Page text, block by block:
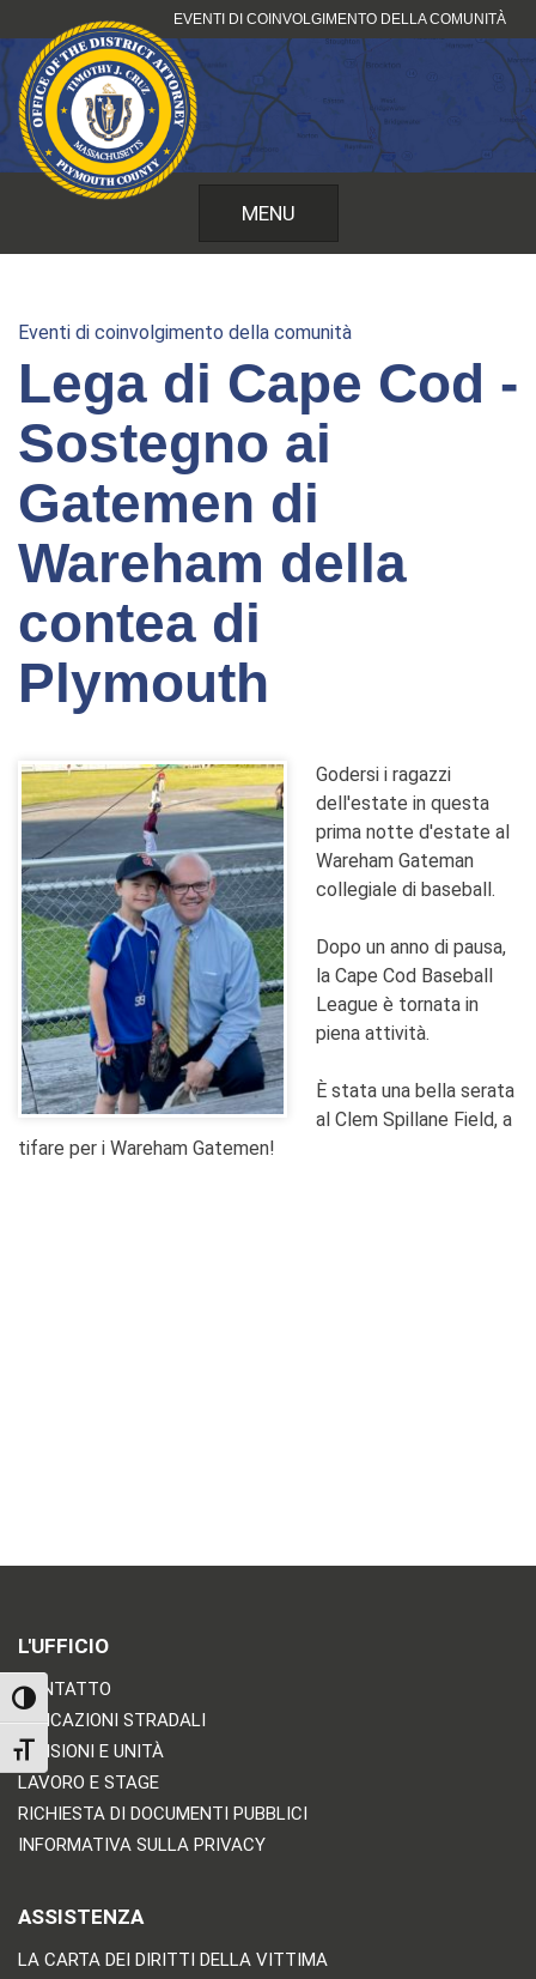
TOGGLE HIGH CONTRAST
TOGGLE FONT SIZE
al
contenuto
EVENTI DI COINVOLGIMENTO DELLA COMUNITÀ
MENU
Eventi di coinvolgimento della comunità
Lega di Cape Cod -
Sostegno ai
Gatemen di
Wareham della
contea di
Plymouth
Godersi i ragazzi
dell'estate in questa
prima notte d'estate al
Wareham Gateman
collegiale di baseball.
Dopo un anno di pausa,
la Cape Cod Baseball
League è tornata in
piena attività.
È stata una bella serata
al Clem Spillane Field, a
tifare per i Wareham Gatemen!
L'UFFICIO
CONTATTO
INDICAZIONI STRADALI
DIVISIONI E UNITÀ
LAVORO E STAGE
RICHIESTA DI DOCUMENTI PUBBLICI
INFORMATIVA SULLA PRIVACY
ASSISTENZA
LA CARTA DEI DIRITTI DELLA VITTIMA